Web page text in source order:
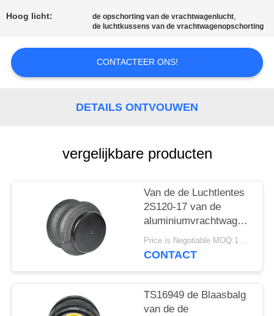
NIEUWS
OFFERTE
AANVRAGEN
PRIVACY
BELEID
Hoog licht: de opschorting van de vrachtwagenlucht,
de luchtkussens van de vrachtwagenopschorting
CONTACTEER ONS!
DETAILS ONTVOUWEN
vergelijkbare producten
Van de de Luchtlentes
2S120-17 van de
aluminiumvrachtwagen
van de de
Luchtblaasbalg de Auto
Price is Negotiable MOQ:1 PC
CONTACT
TS16949 de Blaasbalg
van de de